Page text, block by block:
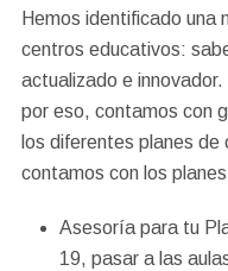
Hemos identificado una
centros educativos:
actualizado e
por eso, contamos con
los diferentes planes
contamos con los
Asesoría para tu
19, pasar a las